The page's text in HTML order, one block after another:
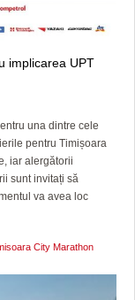
implicarea UPT
una dintre cele
pentru Timișoara
iar alergătorii
sunt invitați să
va avea loc
City Marathon